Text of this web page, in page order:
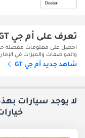
تعرف على أم جي GT!
والمواصفات والميزات في
شاهد جديد أم جي GT
لا يوجد سيارات